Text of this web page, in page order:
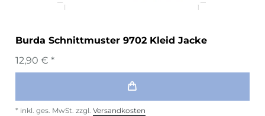
Burda Schnittmuster 9702 Kleid Jacke
12,90 € *
* inkl. ges. MwSt. zzgl. Versandkosten